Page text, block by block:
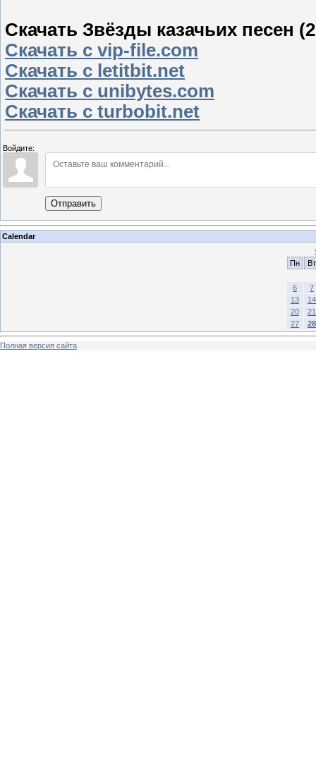
Скачать Звёзды казачьих песен
Скачать с vip-file.com
Скачать с letitbit.net
Скачать с unibytes.com
Скачать с turbobit.net
Войдите:
Отправить
Calendar
Пн
Вт
6
7
13
14
20
21
27
28
Полная версия сайта